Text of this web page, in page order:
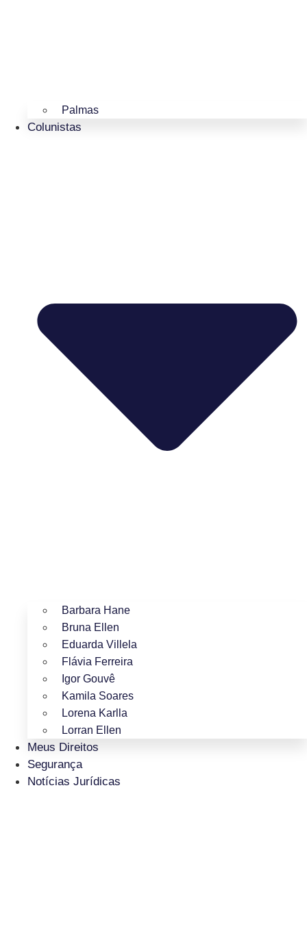
Palmas
Colunistas
Barbara Hane
Bruna Ellen
Eduarda Villela
Flávia Ferreira
Igor Gouvê
Kamila Soares
Lorena Karlla
Lorran Ellen
Meus Direitos
Segurança
Notícias Jurídicas